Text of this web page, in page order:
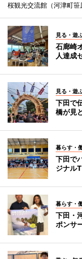
桜観光交流館（河津町笹
見る・遊
石廊崎
人達成
見る・遊
下田で
橋が見
暮らす・
下田で
ジナル
暮らす・
下田・
ポンサ